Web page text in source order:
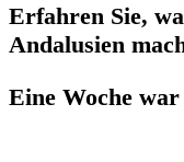
Erfahren Sie,
Andalusien
Eine Woche